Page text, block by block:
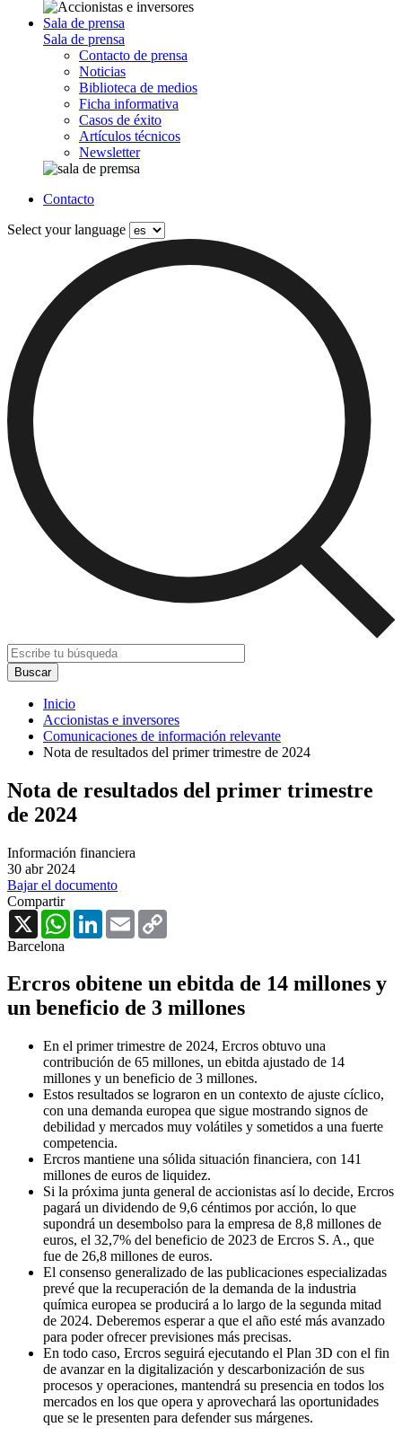
Sala de prensa
Sala de prensa
Contacto de prensa
Noticias
Biblioteca de medios
Ficha informativa
Casos de éxito
Artículos técnicos
Newsletter
Contacto
Select your language
Inicio
Accionistas e inversores
Comunicaciones de información relevante
Nota de resultados del primer trimestre de 2024
Nota de resultados del primer trimestre
de 2024
Información financiera
30 abr 2024
Bajar el documento
Compartir
X
WhatsAppLinkedInEmail
Barcelona
Ercros obitene un ebitda de 14 millones y
un beneficio de 3 millones
En el primer trimestre de 2024, Ercros obtuvo una
contribución de 65 millones, un ebitda ajustado de 14
millones y un beneficio de 3 millones.
Estos resultados se lograron en un contexto de ajuste cíclico,
con una demanda europea que sigue mostrando signos de
debilidad y mercados muy volátiles y sometidos a una fuerte
competencia.
Ercros mantiene una sólida situación financiera, con 141
millones de euros de liquidez.
Si la próxima junta general de accionistas así lo decide, Ercros
pagará un dividendo de 9,6 céntimos por acción, lo que
supondrá un desembolso para la empresa de 8,8 millones de
euros, el 32,7% del beneficio de 2023 de Ercros S. A., que
fue de 26,8 millones de euros.
El consenso generalizado de las publicaciones especializadas
prevé que la recuperación de la demanda de la industria
química europea se producirá a lo largo de la segunda mitad
de 2024. Deberemos esperar a que el año esté más avanzado
para poder ofrecer previsiones más precisas.
En todo caso, Ercros seguirá ejecutando el Plan 3D con el fin
de avanzar en la digitalización y descarbonización de sus
procesos y operaciones, mantendrá su presencia en todos los
mercados en los que opera y aprovechará las oportunidades
que se le presenten para defender sus márgenes.